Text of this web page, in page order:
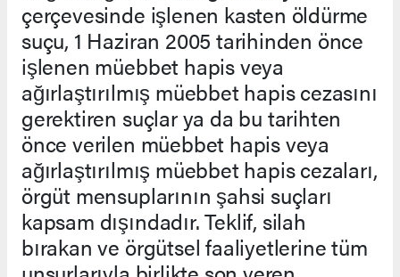
çerçevesinde işlenen kasten öldürme
suçu, 1 Haziran 2005 tarihinden önce
işlenen müebbet hapis veya
ağırlaştırılmış müebbet hapis cezasını
gerektiren suçlar ya da bu tarihten
önce verilen müebbet hapis veya
ağırlaştırılmış müebbet hapis cezaları,
örgüt mensuplarının şahsi suçları
kapsam dışındadır. Teklif, silah
bırakan ve örgütsel faaliyetlerine tüm